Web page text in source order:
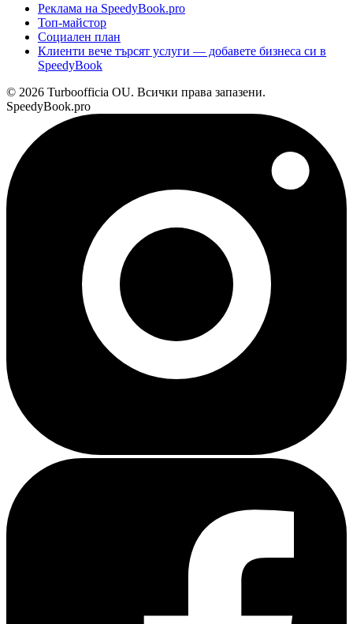
Реклама на SpeedyBook.pro
Топ-майстор
Социален план
Клиенти вече търсят услуги — добавете бизнеса си в
SpeedyBook
© 2026 Turboofficia OU. Всички права запазени.
SpeedyBook.pro